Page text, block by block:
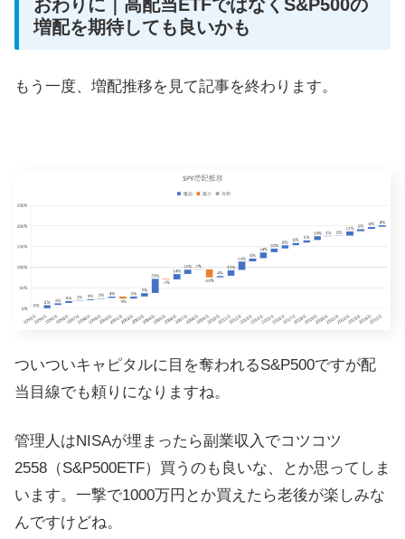
おわりに｜高配当ETFではなくS&P500の
増配を期待しても良いかも
もう一度、増配推移を見て記事を終わります。
ついついキャピタルに目を奪われるS&P500ですが配
当目線でも頼りになりますね。
管理人はNISAが埋まったら副業収入でコツコツ
2558（S&P500ETF）買うのも良いな、とか思ってしま
います。一撃で1000万円とか買えたら老後が楽しみな
んですけどね。